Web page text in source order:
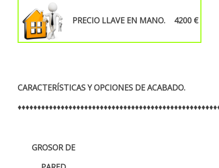
PRECIO LLAVE EN MANO. 4200 €
CARACTERÍSTICAS Y OPCIONES DE ACABADO.
GROSOR DE